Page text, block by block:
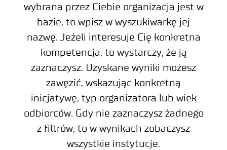
wybrana przez Ciebie organizacja jest w
bazie, to wpisz w wyszukiwarkę jej
nazwę. Jeżeli interesuje Cię konkretna
kompetencja, to wystarczy, że ją
zaznaczysz. Uzyskane wyniki możesz
zawęzić, wskazując konkretną
inicjatywę, typ organizatora lub wiek
odbiorców. Gdy nie zaznaczysz żadnego
z filtrów, to w wynikach zobaczysz
wszystkie instytucje.